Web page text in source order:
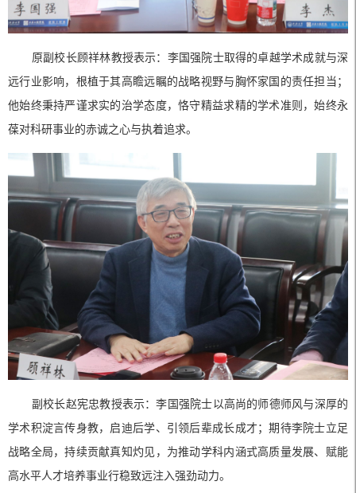
原副校长顾祥林教授表示：李国强院士取得的卓越学术成就与深
远行业影响，根植于其高瞻远瞩的战略视野与胸怀家国的责任担当；
他始终秉持严谨求实的治学态度，恪守精益求精的学术准则，始终永
葆对科研事业的赤诚之心与执着追求。
副校长赵宪忠教授表示：李国强院士以高尚的师德师风与深厚的
学术积淀言传身教，启迪后学、引领后辈成长成才；期待李院士立足
战略全局，持续贡献真知灼见，为推动学科内涵式高质量发展、赋能
高水平人才培养事业行稳致远注入强劲动力。